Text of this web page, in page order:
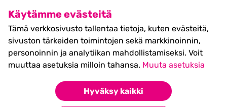
Käytämme evästeitä
Tämä verkkosivusto tallentaa tietoja, kuten evästeitä,
sivuston tärkeiden toimintojen sekä markkinoinnin,
personoinnin ja analytiikan mahdollistamiseksi. Voit
muuttaa asetuksia milloin tahansa. Muuta asetuksia
Hyväksy kaikki
SHIFT Business Festival
27.5.2027, Turku - liput
myynnissä nyt! >>
Partners»PwC